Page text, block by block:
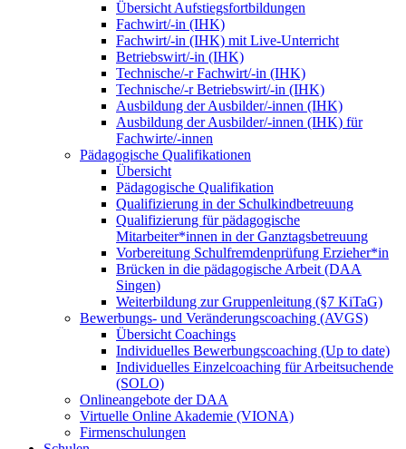
Übersicht Aufstiegsfortbildungen
Fachwirt/-in (IHK)
Fachwirt/-in (IHK) mit Live-Unterricht
Betriebswirt/-in (IHK)
Technische/-r Fachwirt/-in (IHK)
Technische/-r Betriebswirt/-in (IHK)
Ausbildung der Ausbilder/-innen (IHK)
Ausbildung der Ausbilder/-innen (IHK) für
Fachwirte/-innen
Pädagogische Qualifikationen
Übersicht
Pädagogische Qualifikation
Qualifizierung in der Schulkindbetreuung
Qualifizierung für pädagogische
Mitarbeiter*innen in der Ganztagsbetreuung
Vorbereitung Schulfremdenprüfung Erzieher*in
Brücken in die pädagogische Arbeit (DAA
Singen)
Weiterbildung zur Gruppenleitung (§7 KiTaG)
Bewerbungs- und Veränderungscoaching (AVGS)
Übersicht Coachings
Individuelles Bewerbungscoaching (Up to date)
Individuelles Einzelcoaching für Arbeitsuchende
(SOLO)
Onlineangebote der DAA
Virtuelle Online Akademie (VIONA)
Firmenschulungen